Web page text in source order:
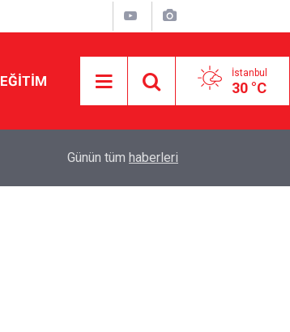
EĞİTİM İstanbul
30 °C
Yönlendiriyor?
Günün tüm haberleri